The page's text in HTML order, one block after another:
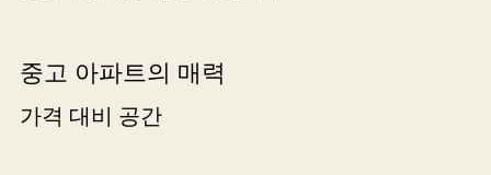
중고 아파트의 매력
가격 대비 공간